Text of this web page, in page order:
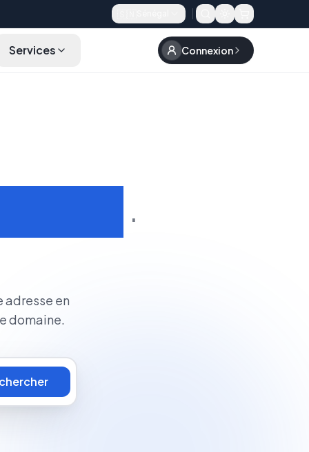
Services Connexion
·
adresse en
domaine.
FAQ Rechercher un Domaine